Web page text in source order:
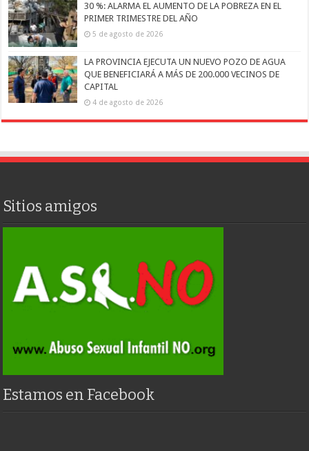
30 %: ALARMA EL AUMENTO DE LA POBREZA EN EL
PRIMER TRIMESTRE DEL AÑO
5 de agosto de 2026
LA PROVINCIA EJECUTA UN NUEVO POZO DE AGUA
QUE BENEFICIARÁ A MÁS DE 200.000 VECINOS DE
CAPITAL
4 de agosto de 2026
Sitios amigos
Estamos en Facebook